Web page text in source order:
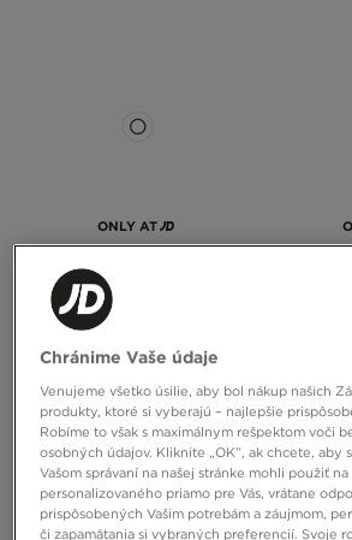
ONLY AT
MCKENZIE TRIČKO ESS
19,00 €
Chránime Vaše údaje
Venujeme všetko úsilie, aby bol nákup našich
produkty, ktoré si vyberajú – najlepšie
Robíme to však s maximálnym rešpektom voči
osobných údajov. Kliknite „OK”, ak chcete, aby
Vašom správaní na našej stránke mohli použiť
personalizovaného priamo pre Vás, vrátane
prispôsobených Vašim potrebám a záujmom,
či zapamätania si vybraných preferencií. Svoje